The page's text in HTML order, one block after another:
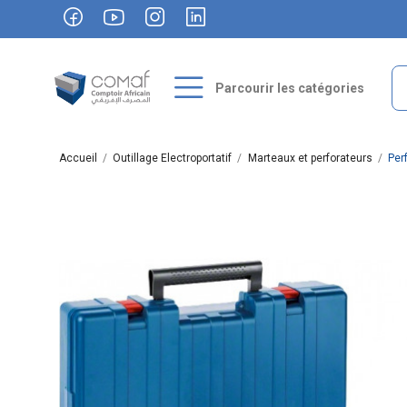
Parcourir les catégories
Accueil Outillage Electroportatif Marteaux et perforateurs